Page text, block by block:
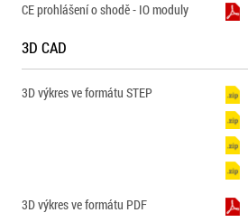
CE prohlášení o shodě - IO moduly
3D CAD
3D výkres ve formátu STEP
3D výkres ve formátu PDF